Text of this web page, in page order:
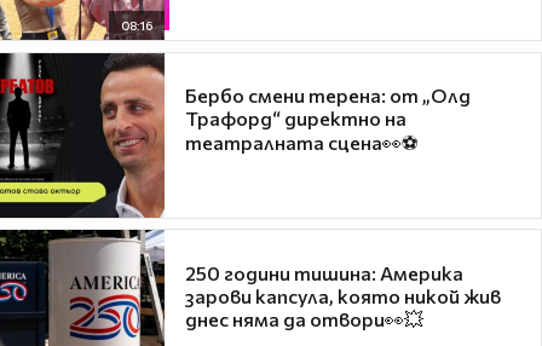
08:16
Бербо смени терена: от „Олд
Трафорд“ директно на
театралната сцена👀⚽
250 години тишина: Америка
зарови капсула, която никой жив
днес няма да отвори👀💥